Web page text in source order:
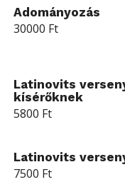
Adományozás
30000 Ft
Latinovits
kísérőknek
5800 Ft
Latinovits
7500 Ft